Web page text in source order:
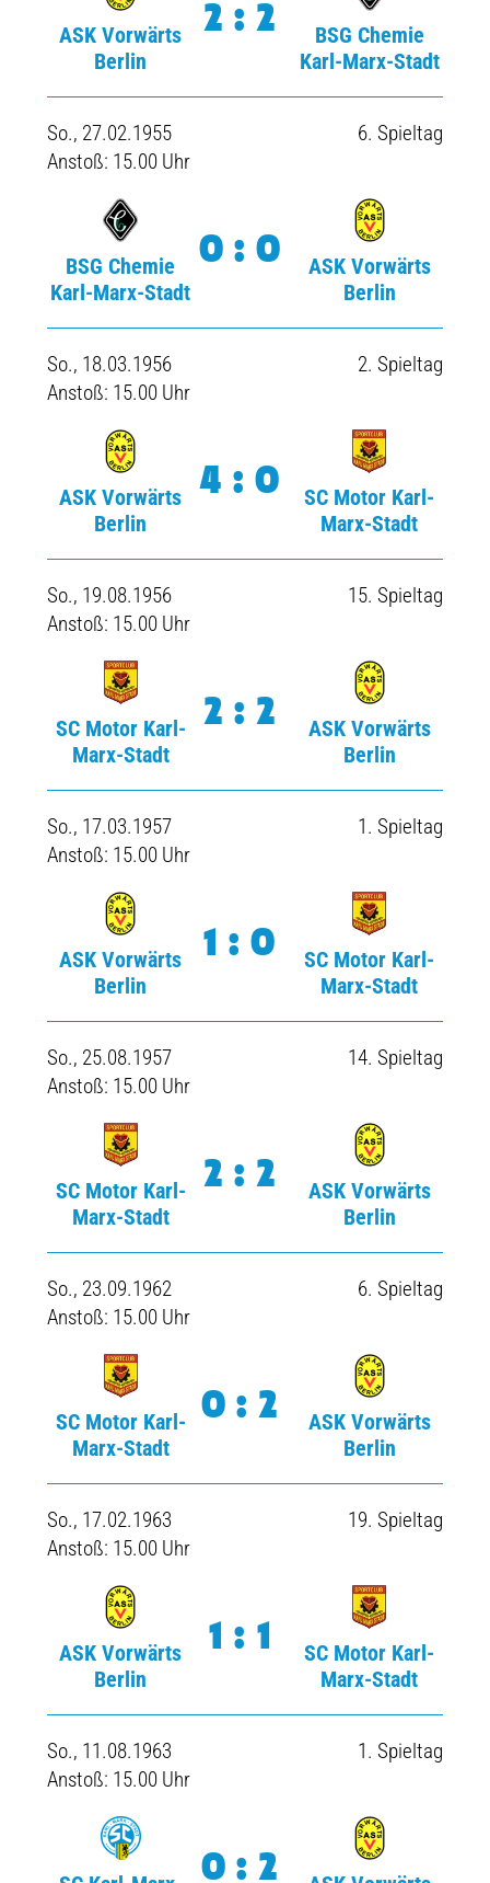
ASK Vorwärts
Berlin
2:2
BSG Chemie
Karl-Marx-Stadt
So., 27.02.1955
Anstoß: 15.00 Uhr
6. Spieltag
BSG Chemie
Karl-Marx-Stadt
0:0
ASK Vorwärts
Berlin
So., 18.03.1956
Anstoß: 15.00 Uhr
2. Spieltag
ASK Vorwärts
Berlin
4:0
SC Motor Karl-
Marx-Stadt
So., 19.08.1956
Anstoß: 15.00 Uhr
15. Spieltag
SC Motor Karl-
Marx-Stadt
2:2
ASK Vorwärts
Berlin
So., 17.03.1957
Anstoß: 15.00 Uhr
1. Spieltag
ASK Vorwärts
Berlin
1:0
SC Motor Karl-
Marx-Stadt
So., 25.08.1957
Anstoß: 15.00 Uhr
14. Spieltag
SC Motor Karl-
Marx-Stadt
2:2
ASK Vorwärts
Berlin
So., 23.09.1962
Anstoß: 15.00 Uhr
6. Spieltag
SC Motor Karl-
Marx-Stadt
0:2
ASK Vorwärts
Berlin
So., 17.02.1963
Anstoß: 15.00 Uhr
19. Spieltag
ASK Vorwärts
Berlin
1:1
SC Motor Karl-
Marx-Stadt
So., 11.08.1963
Anstoß: 15.00 Uhr
1. Spieltag
0:2